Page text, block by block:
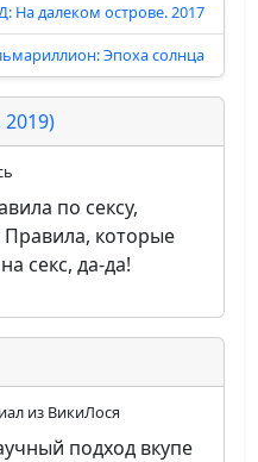
На далеком острове. 2017
Эпоха солнца
по сексу,
которые
секс, да-да!
из ВикиЛося
подход вкупе